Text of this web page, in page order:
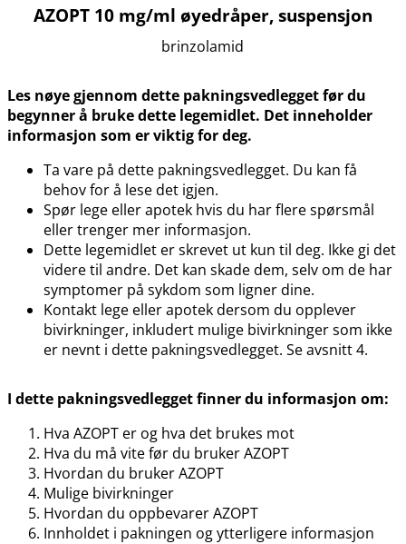
AZOPT 10 mg/ml øyedråper, suspensjon
brinzolamid
Les nøye gjennom dette pakningsvedlegget før du
begynner å bruke dette legemidlet. Det inneholder
informasjon som er viktig for deg.
Ta vare på dette pakningsvedlegget. Du kan få
behov for å lese det igjen.
Spør lege eller apotek hvis du har flere spørsmål
eller trenger mer informasjon.
Dette legemidlet er skrevet ut kun til deg. Ikke gi det
videre til andre. Det kan skade dem, selv om de har
symptomer på sykdom som ligner dine.
Kontakt lege eller apotek dersom du opplever
bivirkninger, inkludert mulige bivirkninger som ikke
er nevnt i dette pakningsvedlegget. Se avsnitt 4.
I dette pakningsvedlegget finner du informasjon om:
Hva AZOPT er og hva det brukes mot
Hva du må vite før du bruker AZOPT
Hvordan du bruker AZOPT
Mulige bivirkninger
Hvordan du oppbevarer AZOPT
Innholdet i pakningen og ytterligere informasjon